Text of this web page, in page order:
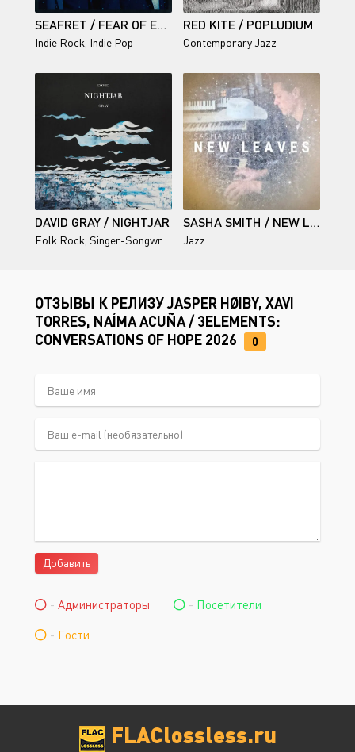
SEAFRET / FEAR OF EMOTION
Indie Rock Indie Pop
RED KITE / POPLUDIUM
Contemporary Jazz
DAVID GRAY / NIGHTJAR
Folk Rock Singer-Songwriter
SASHA SMITH / NEW LEAVES
Jazz
ОТЗЫВЫ К РЕЛИЗУ JASPER HØIBY, XAVI
TORRES, NAÍMA ACUÑA / 3ELEMENTS:
CONVERSATIONS OF HOPE 2026
0
Добавить
- Администраторы - Посетители
- Гости
FLAClossless.ru